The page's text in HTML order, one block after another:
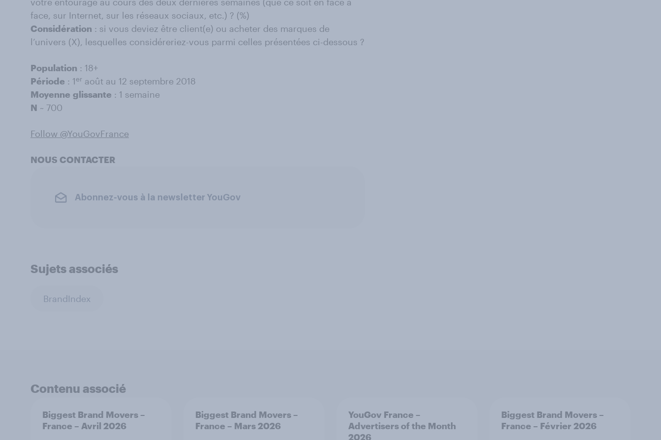
votre entourage au cours des deux dernières semaines (que ce soit en face à
face, sur Internet, sur les réseaux sociaux, etc.) ? (%)
Considération : si vous deviez être client(e) ou acheter des marques de
l’univers (X), lesquelles considéreriez-vous parmi celles présentées ci-dessous ?
Population : 18+
Période : 1er août au 12 septembre 2018
Moyenne glissante : 1 semaine
N ~ 700
Follow @YouGovFrance
NOUS CONTACTER
Abonnez-vous à la newsletter YouGov
Sujets associés
BrandIndex
Contenu associé
Biggest Brand Movers –
France – Avril 2026
Biggest Brand Movers –
France – Mars 2026
YouGov France –
Advertisers of the Month
2026
Biggest Brand Movers –
France – Février 2026